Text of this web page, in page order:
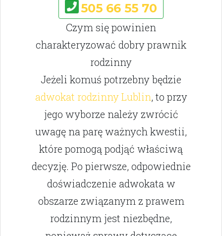
505 66 55 70
Czym się powinien
charakteryzować dobry prawnik
rodzinny
Jeżeli komuś potrzebny będzie
adwokat rodzinny Lublin, to przy
jego wyborze należy zwrócić
uwagę na parę ważnych kwestii,
które pomogą podjąć właściwą
decyzję. Po pierwsze, odpowiednie
doświadczenie adwokata w
obszarze związanym z prawem
rodzinnym jest niezbędne,